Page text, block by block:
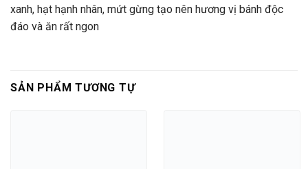
xanh, hạt hạnh nhân, mứt gừng tạo nên hương vị bánh độc
đáo và ăn rất ngon
SẢN PHẨM TƯƠNG TỰ